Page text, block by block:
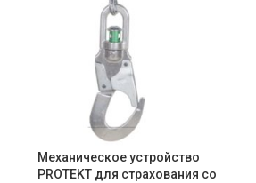
Механическое устройство
PROTEKT для страхования со